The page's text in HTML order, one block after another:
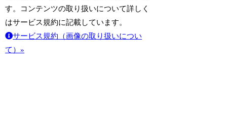
す。コンテンツの取り扱いについて詳しく
はサービス規約に記載しています。
サービス規約（画像の取り扱いについ
て）»